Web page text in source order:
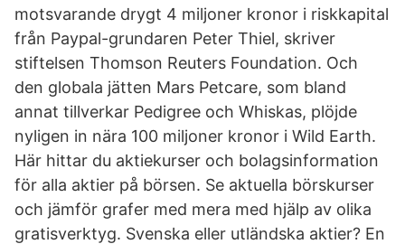
motsvarande drygt 4 miljoner kronor i riskkapital
från Paypal-grundaren Peter Thiel, skriver
stiftelsen Thomson Reuters Foundation. Och
den globala jätten Mars Petcare, som bland
annat tillverkar Pedigree och Whiskas, plöjde
nyligen in nära 100 miljoner kronor i Wild Earth.
Här hittar du aktiekurser och bolagsinformation
för alla aktier på börsen. Se aktuella börskurser
och jämför grafer med mera med hjälp av olika
gratisverktyg. Svenska eller utländska aktier? En